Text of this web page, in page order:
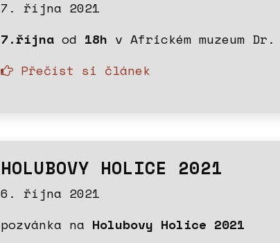
7. října 2021
7.říjnaod 18h v Africkém muzeum
Přečíst si článek
HOLUBOVY HOLICE 2021
6. října 2021
pozvánka na Holubovy Holice 2021